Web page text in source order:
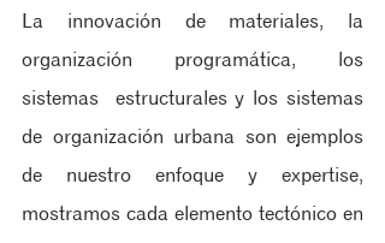
La innovación de materiales, la
organización programática, los
sistemas  estructurales y los sistemas
de organización urbana son ejemplos
de nuestro enfoque y expertise,
mostramos cada elemento tectónico en